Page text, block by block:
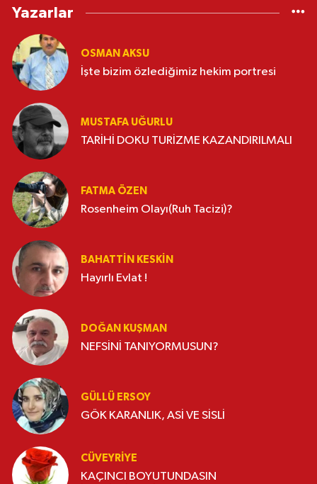
Yazarlar
OSMAN AKSU
İşte bizim özlediğimiz hekim portresi
MUSTAFA UĞURLU
TARİHİ DOKU TURİZME KAZANDIRILMALI
FATMA ÖZEN
Rosenheim Olayı(Ruh Tacizi)?
BAHATTIN KESKİN
Hayırlı Evlat !
DOĞAN KUŞMAN
NEFSİNİ TANIYORMUSUN?
GÜLLÜ ERSOY
GÖK KARANLIK, ASİ VE SİSLİ
CÜVEYRIYE
KAÇINCI BOYUTUNDASIN